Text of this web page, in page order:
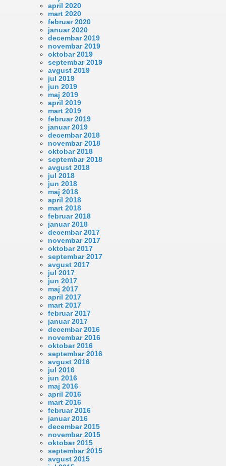
april 2020
mart 2020
februar 2020
januar 2020
decembar 2019
novembar 2019
oktobar 2019
septembar 2019
avgust 2019
jul 2019
jun 2019
maj 2019
april 2019
mart 2019
februar 2019
januar 2019
decembar 2018
novembar 2018
oktobar 2018
septembar 2018
avgust 2018
jul 2018
jun 2018
maj 2018
april 2018
mart 2018
februar 2018
januar 2018
decembar 2017
novembar 2017
oktobar 2017
septembar 2017
avgust 2017
jul 2017
jun 2017
maj 2017
april 2017
mart 2017
februar 2017
januar 2017
decembar 2016
novembar 2016
oktobar 2016
septembar 2016
avgust 2016
jul 2016
jun 2016
maj 2016
april 2016
mart 2016
februar 2016
januar 2016
decembar 2015
novembar 2015
oktobar 2015
septembar 2015
avgust 2015